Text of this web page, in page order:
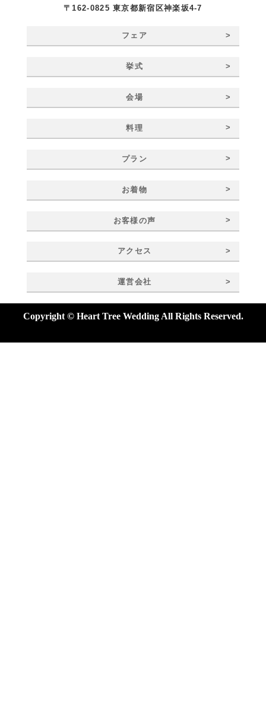
〒162-0825 東京都新宿区神楽坂4-7
フェア >
挙式 >
会場 >
料理 >
プラン >
お着物 >
お客様の声 >
アクセス >
運営会社 >
Copyright © Heart Tree Wedding All Rights Reserved.